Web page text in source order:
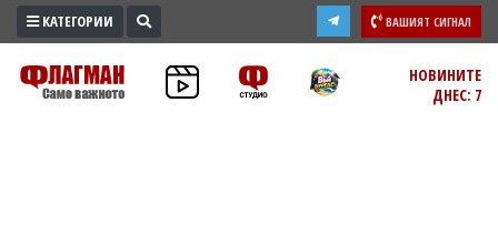
ПРОМО
ЗОНА
КАТЕГОРИИ ВАШИЯТ СИГНАЛ
НОВИНИТЕ
ДНЕС: 7